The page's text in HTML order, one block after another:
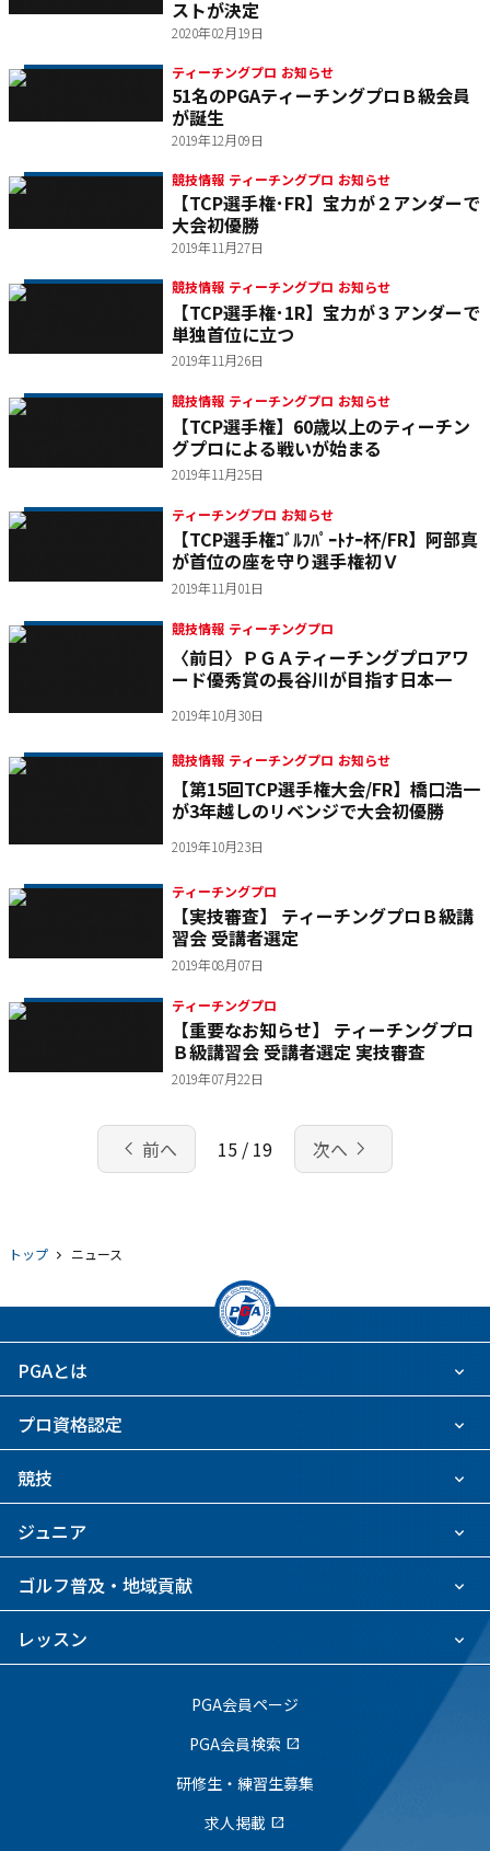
ストが決定
2020年02月19日
ティーチングプロ お知らせ
51名のPGAティーチングプロＢ級会員
が誕生
2019年12月09日
競技情報 ティーチングプロ お知らせ
【TCP選手権･FR】宝力が２アンダーで
大会初優勝
2019年11月27日
競技情報 ティーチングプロ お知らせ
【TCP選手権･1R】宝力が３アンダーで
単独首位に立つ
2019年11月26日
競技情報 ティーチングプロ お知らせ
【TCP選手権】60歳以上のティーチン
グプロによる戦いが始まる
2019年11月25日
ティーチングプロ お知らせ
【TCP選手権ｺﾞﾙﾌﾊﾟｰﾄﾅｰ杯/FR】阿部真
が首位の座を守り選手権初Ｖ
2019年11月01日
競技情報 ティーチングプロ
〈前日〉ＰＧＡティーチングプロアワ
ード優秀賞の長谷川が目指す日本一
2019年10月30日
競技情報 ティーチングプロ お知らせ
【第15回TCP選手権大会/FR】橋口浩一
が3年越しのリベンジで大会初優勝
2019年10月23日
ティーチングプロ
【実技審査】 ティーチングプロＢ級講
習会 受講者選定
2019年08月07日
ティーチングプロ
【重要なお知らせ】 ティーチングプロ
Ｂ級講習会 受講者選定 実技審査
2019年07月22日
chevron_left 前へ 15 / 19 次へ navigate_next
トップ ニュース
PGAとは
プロ資格認定
競技
ジュニア
ゴルフ普及・地域貢献
レッスン
PGA会員ページ
PGA会員検索 open_in_new
研修生・練習生募集
求人掲載 open_in_new